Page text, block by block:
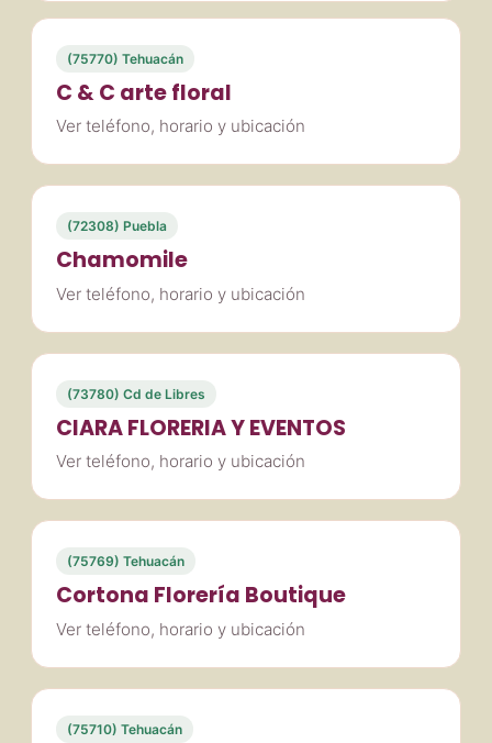
(75770) Tehuacán
C & C arte floral
Ver teléfono, horario y ubicación
(72308) Puebla
Chamomile
Ver teléfono, horario y ubicación
(73780) Cd de Libres
CIARA FLORERIA Y EVENTOS
Ver teléfono, horario y ubicación
(75769) Tehuacán
Cortona Florería Boutique
Ver teléfono, horario y ubicación
(75710) Tehuacán